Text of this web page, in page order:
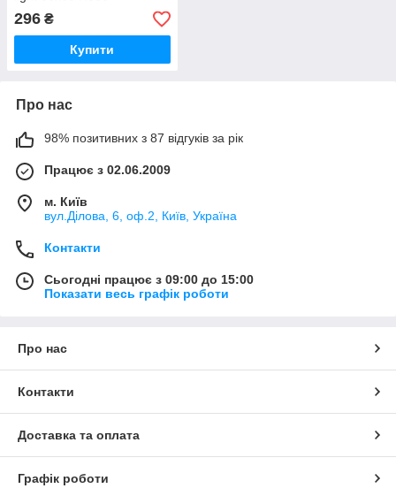
296 ₴
Купити
Про нас
98% позитивних з 87 відгуків за рік
Працює з 02.06.2009
м. Київ
вул.Ділова, 6, оф.2, Київ, Україна
Контакти
Сьогодні працює з 09:00 до 15:00
Показати весь графік роботи
Про нас
Контакти
Доставка та оплата
Графік роботи